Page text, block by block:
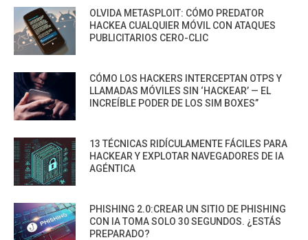
OLVIDA METASPLOIT: CÓMO PREDATOR
HACKEA CUALQUIER MÓVIL CON ATAQUES
PUBLICITARIOS CERO-CLIC
CÓMO LOS HACKERS INTERCEPTAN OTPS Y
LLAMADAS MÓVILES SIN ‘HACKEAR’ — EL
INCREÍBLE PODER DE LOS SIM BOXES”
13 TÉCNICAS RIDÍCULAMENTE FÁCILES PARA
HACKEAR Y EXPLOTAR NAVEGADORES DE IA
AGÉNTICA
PHISHING 2.0:CREAR UN SITIO DE PHISHING
CON IA TOMA SOLO 30 SEGUNDOS. ¿ESTÁS
PREPARADO?